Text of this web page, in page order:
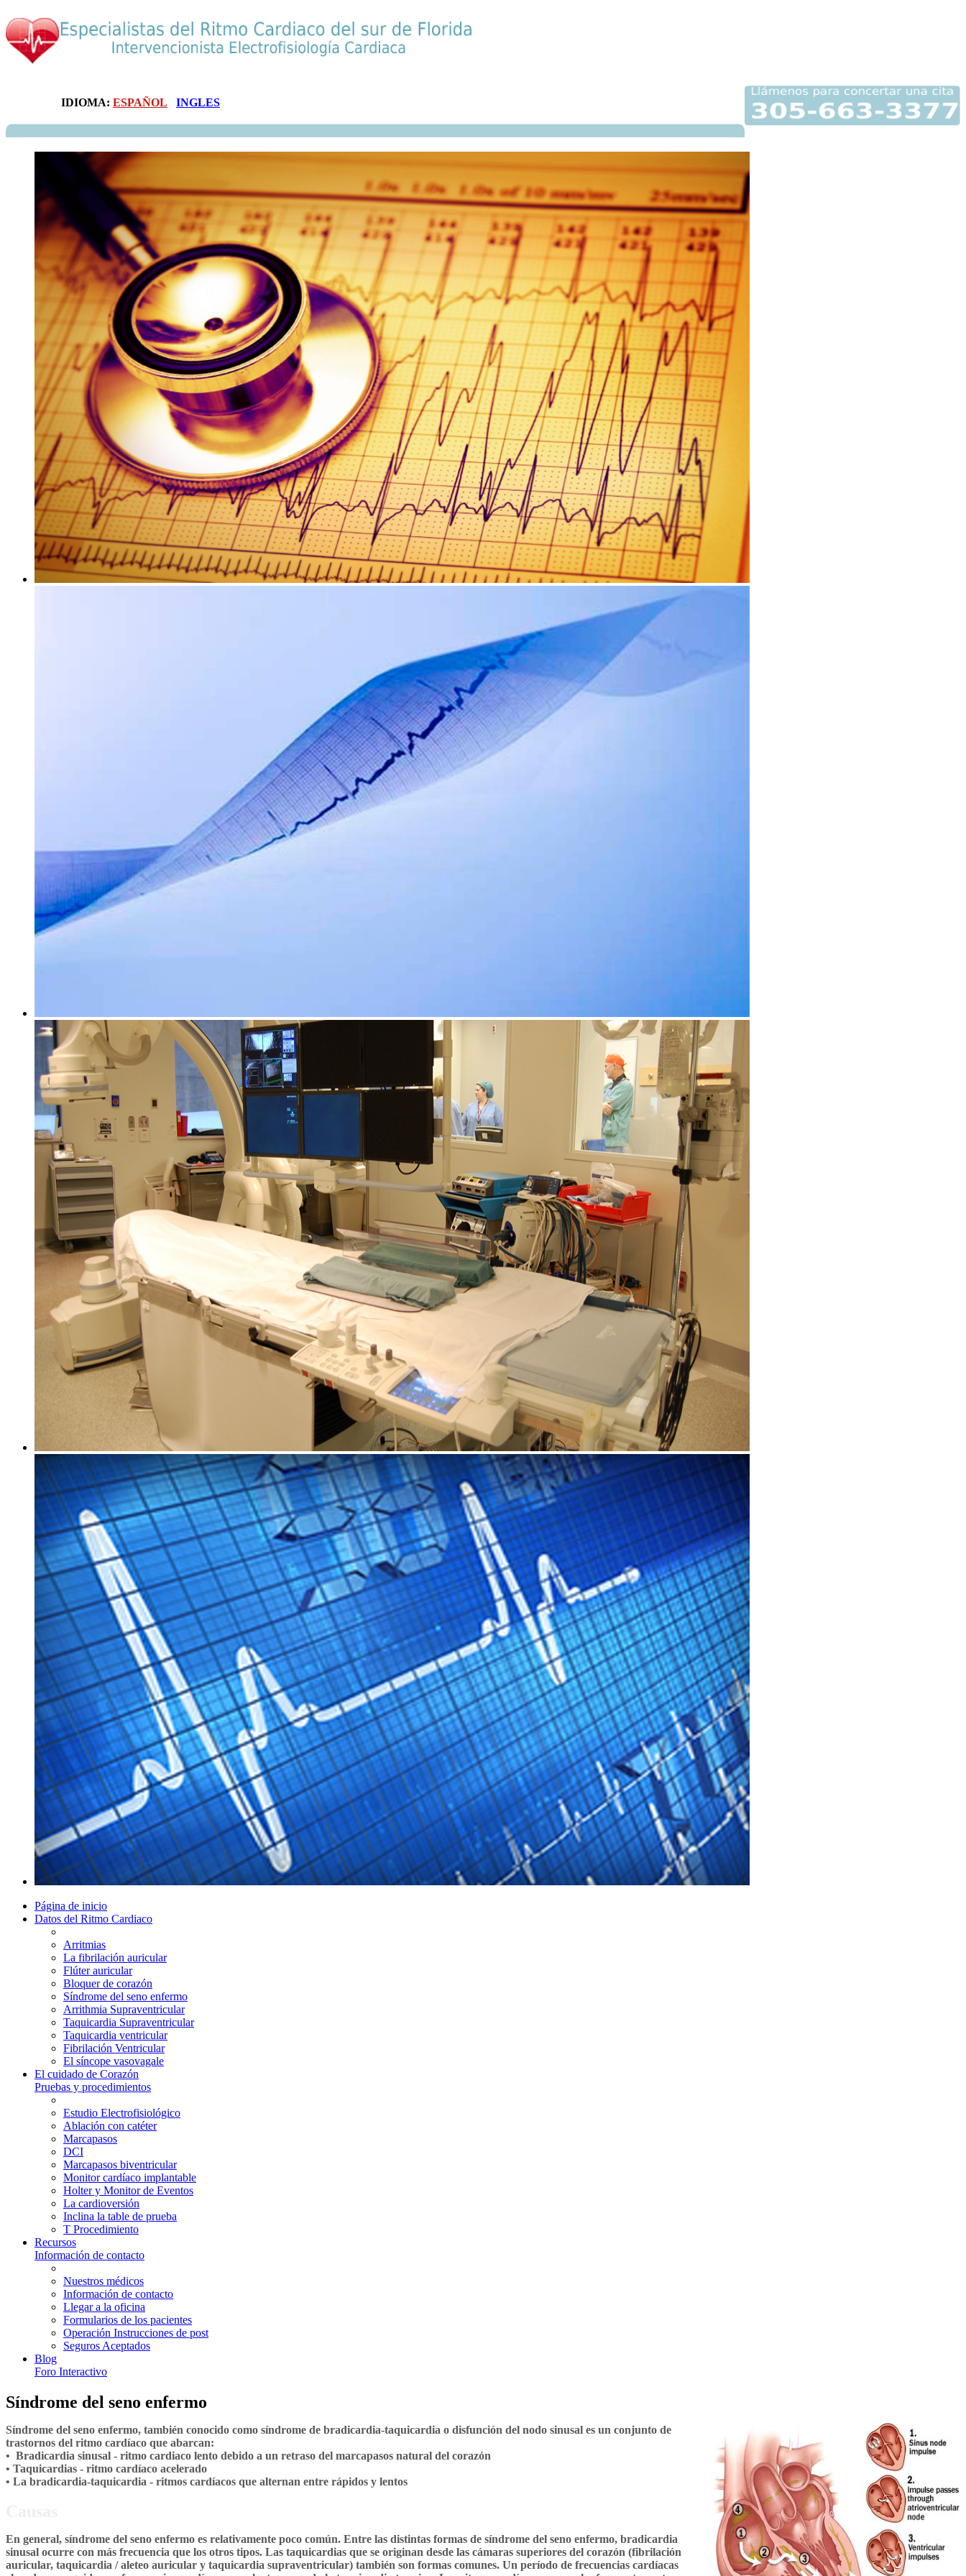
IDIOMA: ESPAÑOL INGLES
Página de inicio
Datos del Ritmo Cardiaco
Arritmias
La fibrilación auricular
Flúter auricular
Bloquer de corazón
Síndrome del seno enfermo
Arrithmia Supraventricular
Taquicardia Supraventricular
Taquicardia ventricular
Fibrilación Ventricular
El síncope vasovagale
El cuidado de Corazón
Pruebas y procedimientos
Estudio Electrofisiológico
Ablación con catéter
Marcapasos
DCI
Marcapasos biventricular
Monitor cardíaco implantable
Holter y Monitor de Eventos
La cardioversión
Inclina la table de prueba
T Procedimiento
Recursos
Información de contacto
Nuestros médicos
Información de contacto
Llegar a la oficina
Formularios de los pacientes
Operación Instrucciones de post
Seguros Aceptados
Blog
Foro Interactivo
Síndrome del seno enfermo
Síndrome del seno enfermo, también conocido como síndrome de bradicardia-taquicardia o disfunción del nodo sinusal es un conjunto de
trastornos del ritmo cardíaco que abarcan:
• Bradicardia sinusal - ritmo cardiaco lento debido a un retraso del marcapasos natural del corazón
• Taquicardias - ritmo cardíaco acelerado
• La bradicardia-taquicardia - ritmos cardíacos que alternan entre rápidos y lentos
En general, síndrome del seno enfermo es relativamente poco común. Entre las distintas formas de síndrome del seno enfermo, bradicardia
sinusal ocurre con más frecuencia que los otros tipos. Las taquicardias que se originan desde las cámaras superiores del corazón (fibrilación
auricular, taquicardia / aleteo auricular y taquicardia supraventricular) también son formas comunes. Un período de frecuencias cardíacas